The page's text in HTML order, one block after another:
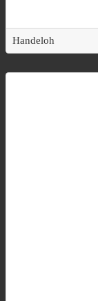
Handeloh